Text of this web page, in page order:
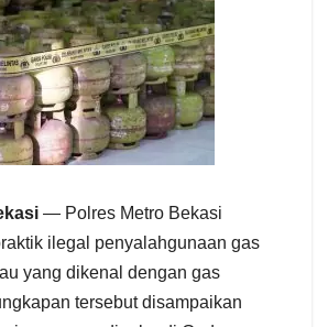
— Polres Metro Bekasi
ilegal penyalahgunaan gas
yang dikenal dengan gas
tersebut disampaikan